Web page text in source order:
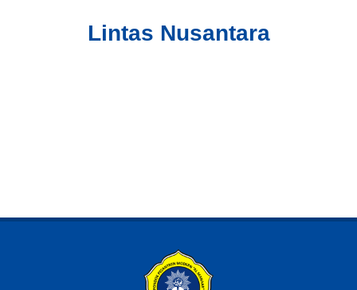
Lintas Nusantara